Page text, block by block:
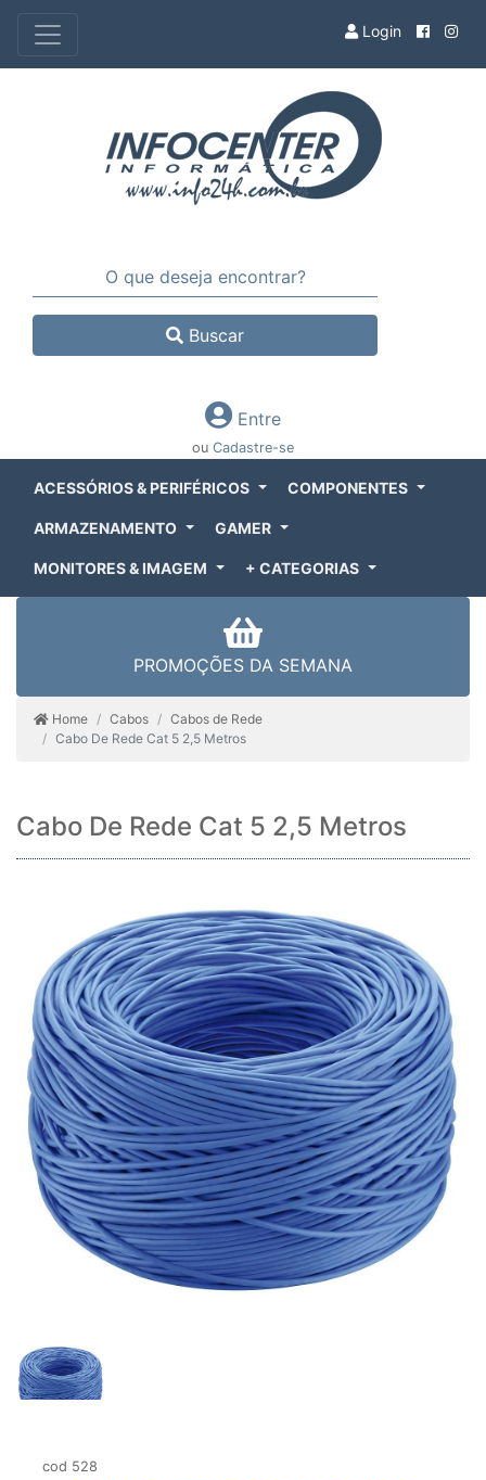
Login
Buscar
Entre
ou Cadastre-se
ACESSÓRIOS & PERIFÉRICOS COMPONENTES
ARMAZENAMENTO GAMER
MONITORES & IMAGEM + CATEGORIAS
PROMOÇÕES DA SEMANA
Home Cabos
Cabos de Rede
Cabo De Rede Cat 5 2,5 Metros
Cabo De Rede Cat 5 2,5 Metros
cod 528